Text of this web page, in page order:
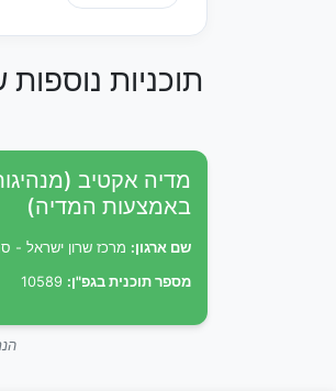
תוכניות
מדיה אקטיב
באמצעות המדיה)
שם ארגון: מרכז שרון ישראל -
מספר תוכנית בגפ"ן: